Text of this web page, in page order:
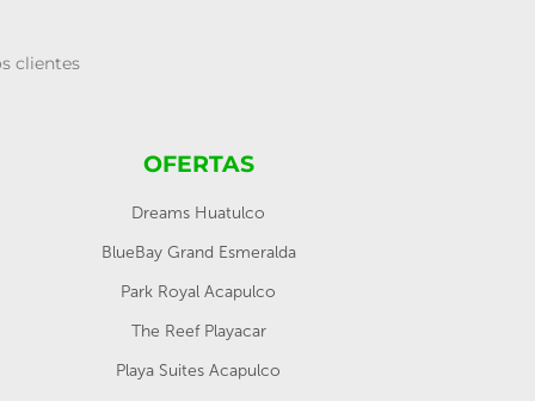
clientes
OFERTAS
Dreams Huatulco
BlueBay Grand Esmeralda
Park Royal Acapulco
The Reef Playacar
Playa Suites Acapulco